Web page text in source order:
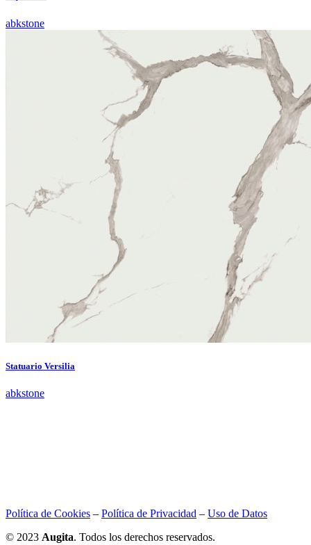
abkstone
Statuario Versilia
abkstone
Política de Cookies – Política de Privacidad – Uso de Datos
© 2023 Augita. Todos los derechos reservados.